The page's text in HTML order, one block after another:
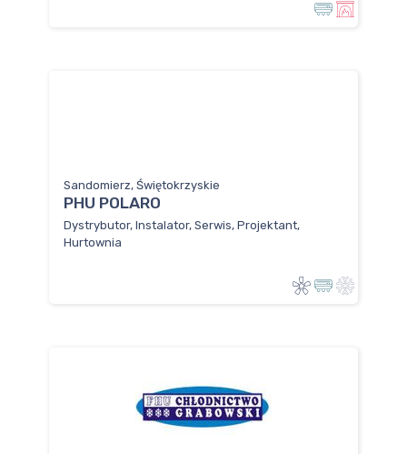
Sandomierz, Świętokrzyskie
PHU POLARO
Dystrybutor, Instalator, Serwis, Projektant,
Hurtownia